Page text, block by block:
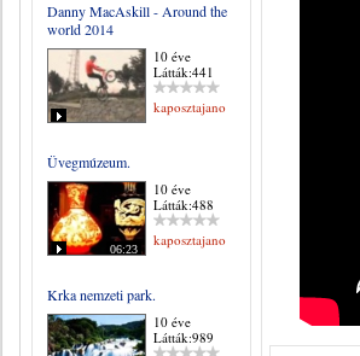
Danny MacAskill - Around the
world 2014
10 éve
Látták:441
kaposztajanos
Üvegmúzeum.
06:23
10 éve
Látták:488
kaposztajanos
Krka nemzeti park.
10 éve
Látták:989